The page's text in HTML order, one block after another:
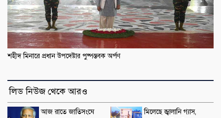
শহীদ মিনারে প্রধান উপদেষ্টার পুষ্পস্তবক অর্পণ
লিড নিউজ থেকে আরও
আজ রাতে জাতিসংঘে
মিলেছে জ্বালানি গ্যাস,